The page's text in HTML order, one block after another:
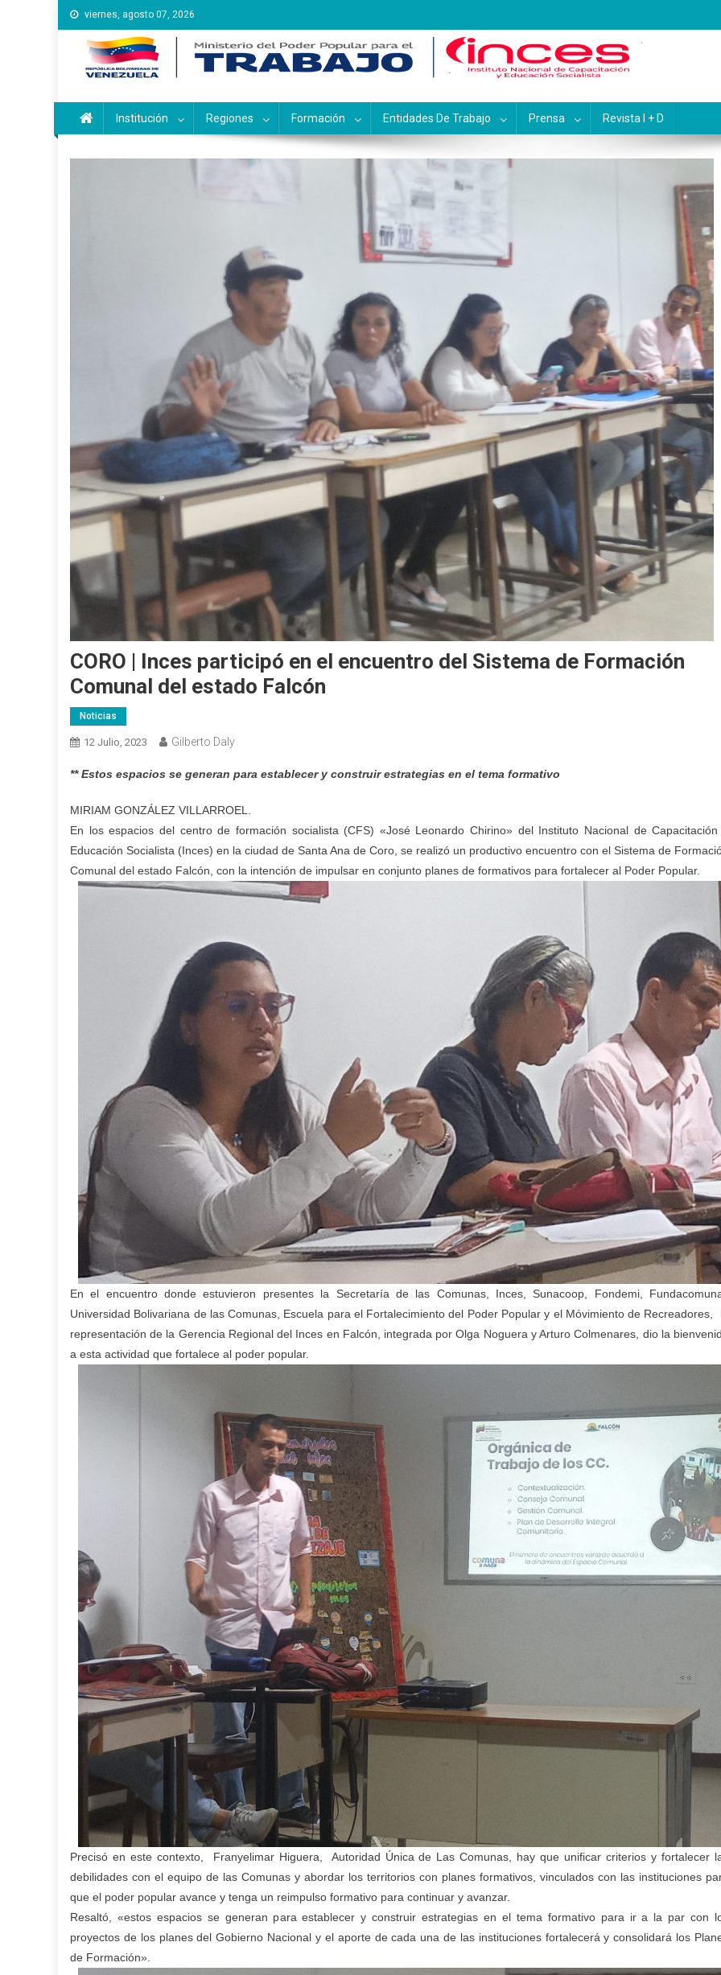
Saltar
al
contenido
viernes, agosto 07, 2026
Instituto Nacional de Capacitación y Educación
Inces
Institución Regiones Formación Entidades De Trabajo Prensa Revista I + D
CORO | Inces participó en el encuentro del Sistema de Formación
Comunal del estado Falcón
Noticias
12 Julio, 2023 Gilberto Daly
** Estos espacios se generan para establecer y construir estrategias en el tema formativo
MIRIAM GONZÁLEZ VILLARROEL.
En los espacios del centro de formación socialista (CFS) «José Leonardo Chirino» del Instituto Nacional de
Educación Socialista (Inces) en la ciudad de Santa Ana de Coro, se realizó un productivo encuentro con el Sistema de
Comunal del estado Falcón, con la intención de impulsar en conjunto planes de formativos para fortalecer al Poder Popular.
En el encuentro donde estuvieron presentes la Secretaría de las Comunas, Inces, Sunacoop, Fondemi,
Universidad Bolivariana de las Comunas, Escuela para el Fortalecimiento del Poder Popular y el Móvimiento de Recreadores,
representación de la Gerencia Regional del Inces en Falcón, integrada por Olga Noguera y Arturo Colmenares, dio la
a esta actividad que fortalece al poder popular.
Precisó en este contexto, Franyelimar Higuera, Autoridad Única de Las Comunas, hay que unificar criterios y fortalecer
debilidades con el equipo de las Comunas y abordar los territorios con planes formativos, vinculados con las instituciones
que el poder popular avance y tenga un reimpulso formativo para continuar y avanzar.
Resaltó, «estos espacios se generan para establecer y construir estrategias en el tema formativo para ir a la par con
proyectos de los planes del Gobierno Nacional y el aporte de cada una de las instituciones fortalecerá y consolidará los
de Formación».